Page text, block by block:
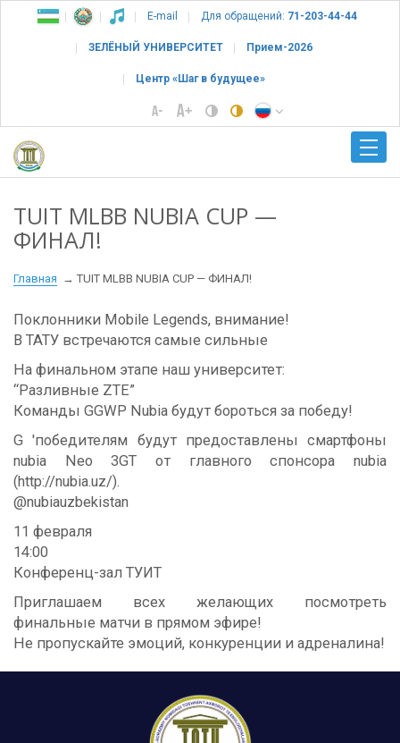
E-mail Для обращений: 71-203-44-44
ЗЕЛЁНЫЙ УНИВЕРСИТЕТ Прием-2026
Центр «Шаг в будущее»
TUIT MLBB NUBIA CUP —
ФИНАЛ!
Главная TUIT MLBB NUBIA CUP — ФИНАЛ!
Поклонники Mobile Legends, внимание!
В ТАТУ встречаются самые сильные
На финальном этапе наш университет:
“Разливные ZTE”
Команды GGWP Nubia будут бороться за победу!
G 'победителям будут предоставлены смартфоны
nubia Neo 3GT от главного спонсора nubia
(http://nubia.uz/).
@nubiauzbekistan
11 февраля
14:00
Конференц-зал ТУИТ
Приглашаем всех желающих посмотреть
финальные матчи в прямом эфире!
Не пропускайте эмоций, конкуренции и адреналина!